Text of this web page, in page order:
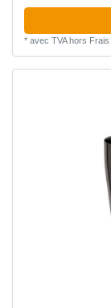
* avec TVAhors